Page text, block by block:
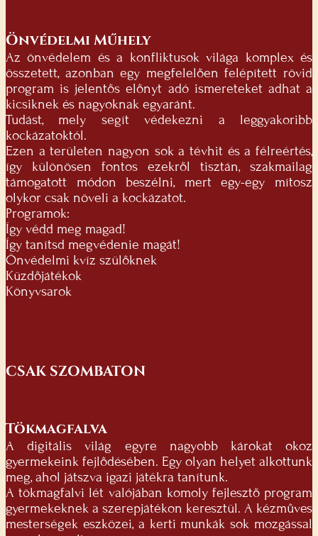
Önvédelmi Műhely
Az önvédelem és a konfliktusok világa komplex és
összetett, azonban egy megfelelően felépített rövid
program is jelentős előnyt adó ismereteket adhat a
kicsiknek és nagyoknak egyaránt.
Tudást, mely segít védekezni a leggyakoribb
kockázatoktól.
Ezen a területen nagyon sok a tévhit és a félreértés,
így különösen fontos ezekről tisztán, szakmailag
támogatott módon beszélni, mert egy-egy mítosz
olykor csak növeli a kockázatot.
Programok:
Így védd meg magad!
Így tanítsd megvédenie magát!
Önvédelmi kvíz szülőknek
Küzdőjátékok
Könyvsarok
CSAK SZOMBATON
Tökmagfalva
A digitális világ egyre nagyobb károkat okoz
gyermekeink fejlődésében. Egy olyan helyet alkottunk
meg, ahol játszva igazi játékra tanítunk.
A tökmagfalvi lét valójában komoly fejlesztő program
gyermekeknek a szerepjátékon keresztül. A kézműves
mesterségek eszközei, a kerti munkák sok mozgással